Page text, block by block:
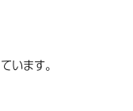
います。